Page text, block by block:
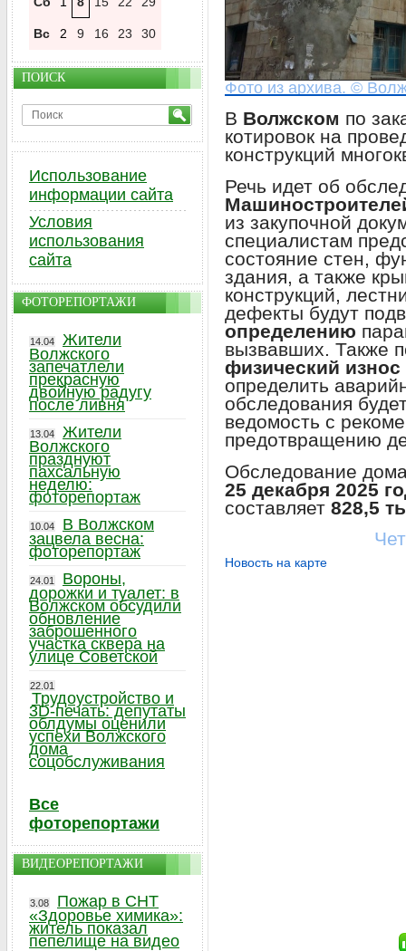
Фото из архива. ©
В Волжском по
котировок на
конструкций
Речь идет об
из закупочной
специалистам
состояние стен,
здания, а также
конструкций,
дефекты будут
определению
вызвавших. Также
физический износ
определить
обследования
ведомость с
предотвращению
Обследование
25 декабря 2025
составляет 828,5
Новость на карте
Вс 2 9 16 23 30
ПОИСК
Использование
информации сайта
Условия
использования
сайта
ФОТОРЕПОРТАЖИ
14.04
Жители
Волжского
запечатлели
прекрасную
двойную радугу
после ливня
13.04
Жители
Волжского
празднуют
пахсальную
неделю:
фоторепортаж
10.04
В Волжском
зацвела весна:
фоторепортаж
24.01
Вороны,
дорожки и туалет: в
Волжском обсудили
обновление
заброшенного
участка сквера на
улице Советской
22.01
Трудоустройство и
3D-печать: депутаты
облдумы оценили
успехи Волжского
дома
соцобслуживания
Все
фоторепортажи
ВИДЕОРЕПОРТАЖИ
3.08
Пожар в СНТ
«Здоровье химика»:
житель показал
пепелище на видео